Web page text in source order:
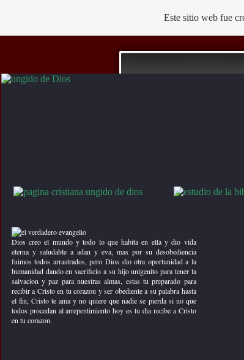
Testimonios Cristianos
Chat
predicas cristianas
recursos cristianos
evangelismo
Dios creo el mundo y todo lo que habita en ella y dio vida
eterna y saludable a adan y eva, mas por su desobediencia
fuimos todos arrastrados, pero Dios dio otra oportunidad a la
humanidad dando en sacrificio a su hijo unigenito para tener la
salvacion y paz para nuestras almas, estas tu preparado para
recibir a Cristo en tu corazon y ser obediente a su palabra hasta
el fin, Cristo te ama y no quiere que nadie se pierda si no que
todos procedan al arrepentimiento hoy es tu dia recibe a Cristo
en tu corazon.
Este sitio web fue